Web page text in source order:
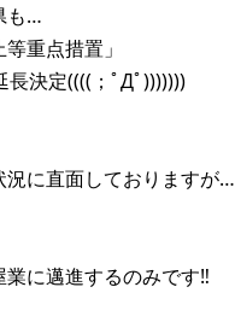
も…
等重点措置」
長決定((((；ﾟДﾟ)))))))
況に直面しておりますが…
に邁進するのみです‼︎